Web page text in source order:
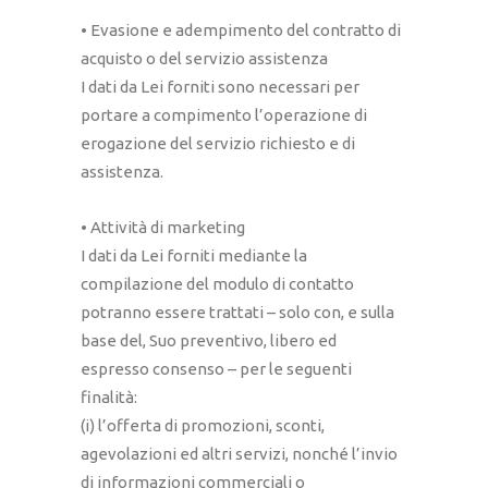
• Evasione e adempimento del contratto di
acquisto o del servizio assistenza
I dati da Lei forniti sono necessari per
portare a compimento l’operazione di
erogazione del servizio richiesto e di
assistenza.
• Attività di marketing
I dati da Lei forniti mediante la
compilazione del modulo di contatto
potranno essere trattati – solo con, e sulla
base del, Suo preventivo, libero ed
espresso consenso – per le seguenti
finalità:
(i) l’offerta di promozioni, sconti,
agevolazioni ed altri servizi, nonché l’invio
di informazioni commerciali o